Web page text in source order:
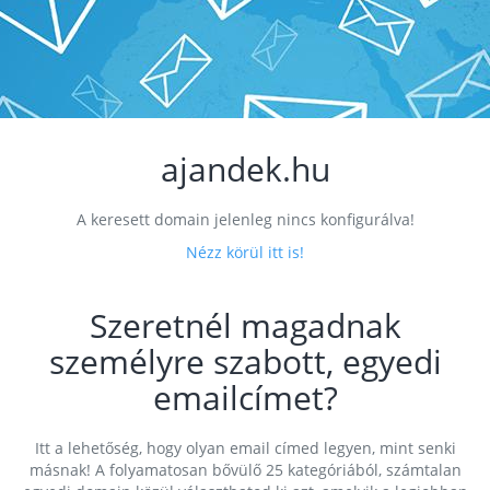
ajandek.hu
A keresett domain jelenleg nincs konfigurálva!
Nézz körül itt is!
Szeretnél magadnak
személyre szabott, egyedi
emailcímet?
Itt a lehetőség, hogy olyan email címed legyen, mint senki
másnak! A folyamatosan bővülő 25 kategóriából, számtalan